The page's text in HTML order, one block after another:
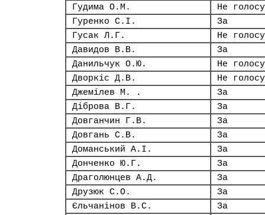
Гудима О.М.
Не
Гуренко С.І.
За
Гусак Л.Г.
Не
Давидов В.В.
За
Данильчук О.Ю.
Не
Дворкіс Д.В.
Не
Джемілев М. .
За
Діброва В.Г.
За
Довганчин Г.В.
За
Довгань С.В.
За
Доманський А.І.
За
Донченко Ю.Г.
За
Драголюнцев А.Д.
За
Друзюк С.О.
За
Єльчанінов В.С.
За